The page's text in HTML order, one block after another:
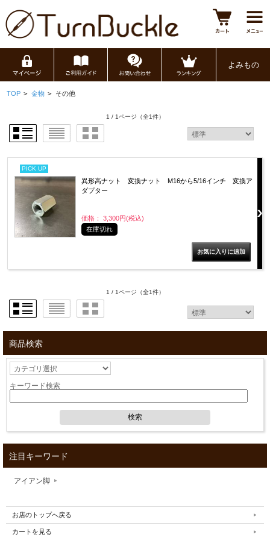
よみもの
TOP > 金物 > その他
1 / 1ページ （全1件）
PICK UP
異形高ナット 変換ナット M16から5/16インチ 変換ア
ダプター
価格： 3,300円(税込)
在庫切れ
1 / 1ページ （全1件）
商品検索
キーワード検索
注目キーワード
アイアン脚
お店のトップへ戻る
カートを見る